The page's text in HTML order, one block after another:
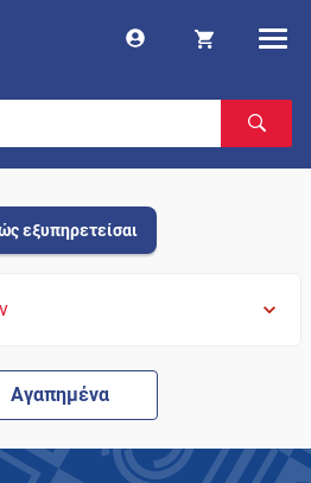
εξυπηρετείσαι
Αγαπημένα